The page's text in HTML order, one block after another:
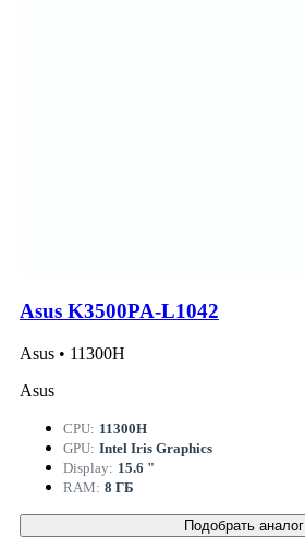
Asus K3500PA-L1042
Asus • 11300H
Asus
CPU: 11300H
GPU: Intel Iris Graphics
Display: 15.6 "
RAM: 8 ГБ
Подобрать аналог